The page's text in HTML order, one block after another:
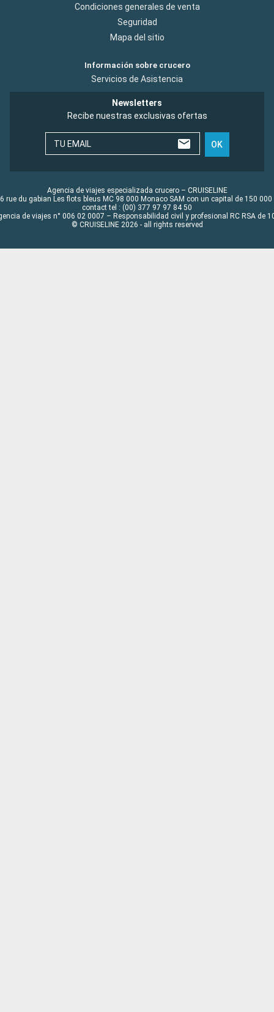
Condiciones generales de venta
Seguridad
Mapa del sitio
Información sobre crucero
Servicios de Asistencia
Newsletters
Recibe nuestras exclusivas ofertas
TU EMAIL OK
Agencia de viajes especializada crucero – CRUISELINE
rue du gabian Les flots bleus MC 98 000 Monaco SAM con un capital de 150 000
contact tel : (00) 377 97 97 84 50
de viajes n° 006 02 0007 – Responsabilidad civil y profesional RC RSA de
© CRUISELINE 2026 - all rights reserved